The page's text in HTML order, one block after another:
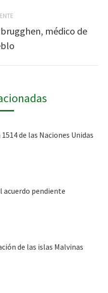
médico de
de las Naciones Unidas
acuerdo pendiente
de las islas Malvinas